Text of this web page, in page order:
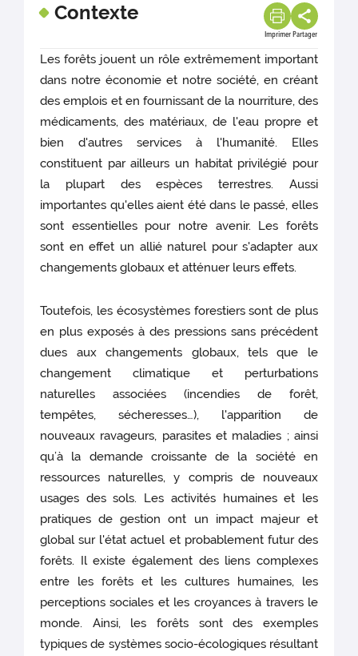
Contexte
Imprimer Partager
Les forêts jouent un rôle extrêmement important
dans notre économie et notre société, en créant
des emplois et en fournissant de la nourriture, des
médicaments, des matériaux, de l'eau propre et
bien d'autres services à l'humanité. Elles
constituent par ailleurs un habitat privilégié pour
la plupart des espèces terrestres. Aussi
importantes qu'elles aient été dans le passé, elles
sont essentielles pour notre avenir. Les forêts
sont en effet un allié naturel pour s'adapter aux
changements globaux et atténuer leurs effets.
Toutefois, les écosystèmes forestiers sont de plus
en plus exposés à des pressions sans précédent
dues aux changements globaux, tels que le
changement climatique et perturbations
naturelles associées (incendies de forêt,
tempêtes, sécheresses…), l'apparition de
nouveaux ravageurs, parasites et maladies ; ainsi
qu’à la demande croissante de la société en
ressources naturelles, y compris de nouveaux
usages des sols. Les activités humaines et les
pratiques de gestion ont un impact majeur et
global sur l'état actuel et probablement futur des
forêts. Il existe également des liens complexes
entre les forêts et les cultures humaines, les
perceptions sociales et les croyances à travers le
monde. Ainsi, les forêts sont des exemples
typiques de systèmes socio-écologiques résultant